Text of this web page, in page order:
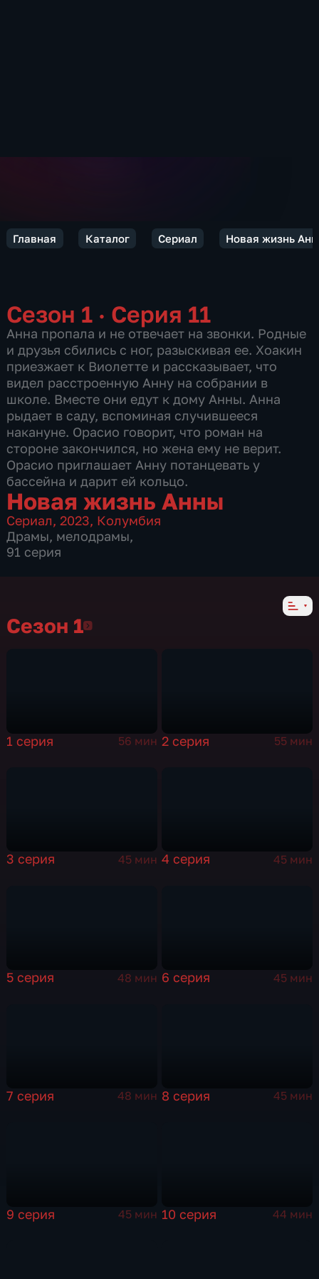
Главная Каталог Сериал Новая жизнь
Сезон 1 · Серия 11
Анна пропала и не отвечает на звонки. Родные
и друзья сбились с ног, разыскивая ее. Хоакин
приезжает к Виолетте и рассказывает, что
видел расстроенную Анну на собрании в
школе. Вместе они едут к дому Анны. Анна
рыдает в саду, вспоминая случившееся
накануне. Орасио говорит, что роман на
стороне закончился, но жена ему не верит.
Орасио приглашает Анну потанцевать у
бассейна и дарит ей кольцо.
Новая жизнь Анны
Сериал,2023, Колумбия
Драмы, мелодрамы,
91 серия
Сезон 1Сезон 1
1 серия 56 мин 2 серия 55 мин
3 серия 45 мин 4 серия 45 мин
5 серия 48 мин 6 серия 45 мин
7 серия 48 мин 8 серия 45 мин
9 серия 45 мин 10 серия 44 мин